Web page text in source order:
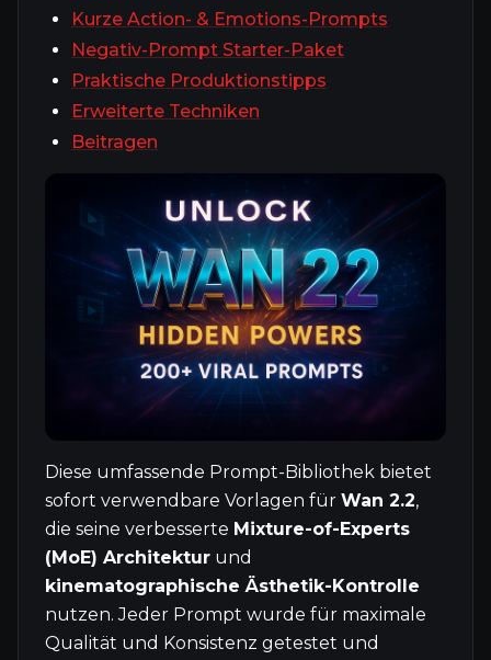
Kurze Action- & Emotions-Prompts
Negativ-Prompt Starter-Paket
Praktische Produktionstipps
Erweiterte Techniken
Beitragen
Diese umfassende Prompt-Bibliothek bietet
sofort verwendbare Vorlagen für Wan 2.2,
die seine verbesserte Mixture-of-Experts
(MoE) Architektur und
kinematographische Ästhetik-Kontrolle
nutzen. Jeder Prompt wurde für maximale
Qualität und Konsistenz getestet und